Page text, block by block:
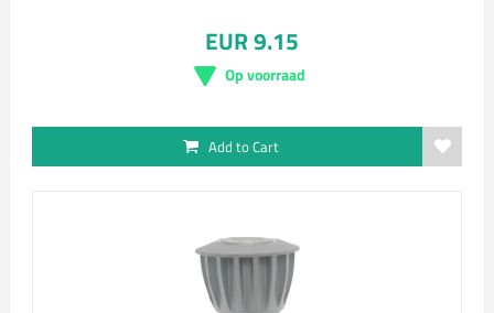
EUR 9.15
Op voorraad
Add to Cart